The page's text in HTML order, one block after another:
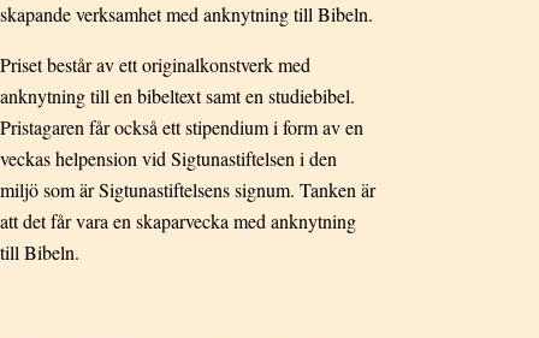
skapande verksamhet med anknytning till Bibeln.
Priset består av ett originalkonstverk med
anknytning till en bibeltext samt en studiebibel.
Pristagaren får också ett stipendium i form av en
veckas helpension vid Sigtunastiftelsen i den
miljö som är Sigtunastiftelsens signum. Tanken är
att det får vara en skaparvecka med anknytning
till Bibeln.